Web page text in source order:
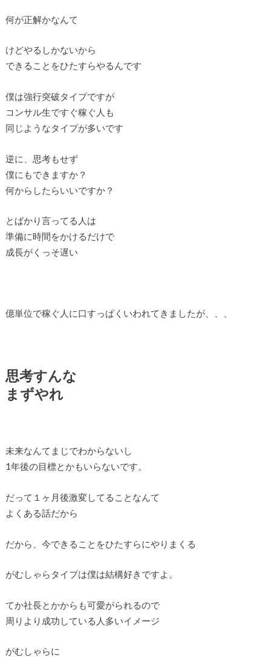
何が正解かなんて
けどやるしかないから
できることをひたすらやるんです
僕は強行突破タイプですが
コンサル生ですぐ稼ぐ人も
同じようなタイプが多いです
逆に、思考もせず
僕にもできますか？
何からしたらいいですか？
とばかり言ってる人は
準備に時間をかけるだけで
成長がくっそ遅い
億単位で稼ぐ人に口すっぱくいわれてきましたが、、、
思考すんな
まずやれ
未来なんてまじでわからないし
1年後の目標とかもいらないです。
だって１ヶ月後激変してることなんて
よくある話だから
だから、今できることをひたすらにやりまくる
がむしゃらタイプは僕は結構好きですよ。
てか社長とかからも可愛がられるので
周りより成功している人多いイメージ
がむしゃらに